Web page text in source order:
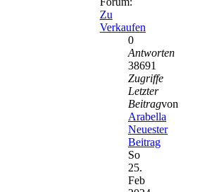
Zu
Verkaufen
0
Antworten
38691
Zugriffe
Letzter
Beitragvon
Arabella
Neuester
Beitrag
So
25.
Feb